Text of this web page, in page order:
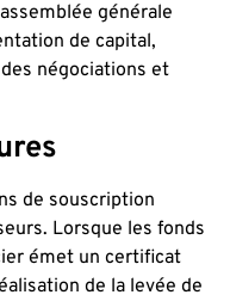
générale
de capital,
négociations et
de souscription
Lorsque les fonds
émet un certificat
de la levée de